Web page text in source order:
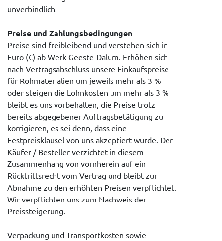
unverbindlich.
Preise und Zahlungsbedingungen
Preise sind freibleibend und verstehen sich in
Euro (€) ab Werk Geeste-Dalum. Erhöhen sich
nach Vertragsabschluss unsere Einkaufspreise
für Rohmaterialien um jeweils mehr als 3 %
oder steigen die Lohnkosten um mehr als 3 %
bleibt es uns vorbehalten, die Preise trotz
bereits abgegebener Auftragsbetätigung zu
korrigieren, es sei denn, dass eine
Festpreisklausel von uns akzeptiert wurde. Der
Käufer / Besteller verzichtet in diesem
Zusammenhang von vornherein auf ein
Rücktrittsrecht vom Vertrag und bleibt zur
Abnahme zu den erhöhten Preisen verpflichtet.
Wir verpflichten uns zum Nachweis der
Preissteigerung.
Verpackung und Transportkosten sowie